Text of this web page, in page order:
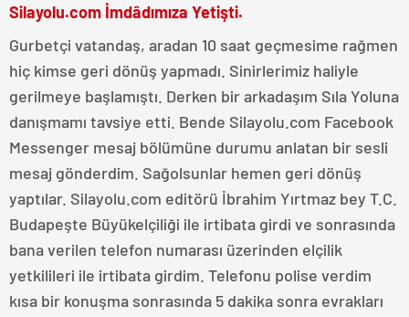
Silayolu.com İmdâdımıza Yetişti.
Gurbetçi vatandaş, aradan 10 saat geçmesime rağmen
hiç kimse geri dönüş yapmadı. Sinirlerimiz haliyle
gerilmeye başlamıştı. Derken bir arkadaşım Sıla Yoluna
danışmamı tavsiye etti. Bende Silayolu.com Facebook
Messenger mesaj bölümüne durumu anlatan bir sesli
mesaj gönderdim. Sağolsunlar hemen geri dönüş
yaptılar. Silayolu.com editörü İbrahim Yırtmaz bey T.C.
Budapeşte Büyükelçiliği ile irtibata girdi ve sonrasında
bana verilen telefon numarası üzerinden elçilik
yetkilileri ile irtibata girdim. Telefonu polise verdim
kısa bir konuşma sonrasında 5 dakika sonra evrakları